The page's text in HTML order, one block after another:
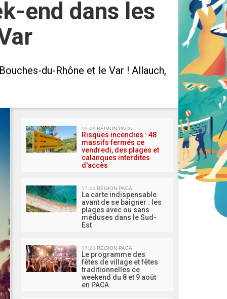
end dans les
du-Rhône et le Var ! Allauch,
MA
18:43 RÉGION PACA
Risques incendies : 48
massifs fermés ce
vendredi, des plages et
calanques interdites
d'accès
17:44 RÉGION PACA
La carte indispensable
avant de se baigner : les
plages avec ou sans
méduses dans le Sud-
Est
17:23 RÉGION PACA
Le programme des
fêtes de village et fêtes
traditionnelles ce
weekend du 8 et 9 août
en PACA